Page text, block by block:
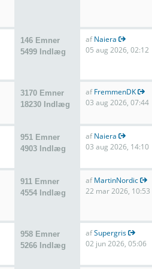
146 Emner
5499 Indlæg
afNaiera
05 aug 2026, 02:12
3170 Emner
18230 Indlæg
afFremmenDK
03 aug 2026, 07:44
951 Emner
4903 Indlæg
afNaiera
03 aug 2026, 14:10
911 Emner
4554 Indlæg
afMartinNordic
22 mar 2026, 10:53
958 Emner
5266 Indlæg
afSupergris
02 jun 2026, 05:06